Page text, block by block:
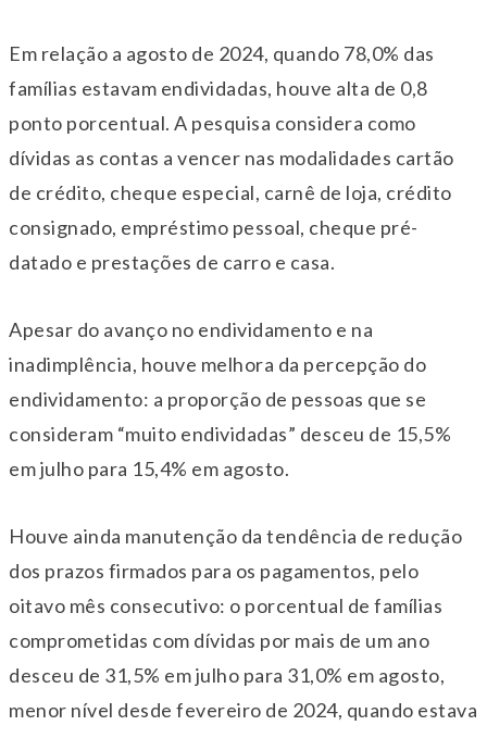
Em relação a agosto de 2024, quando 78,0% das
famílias estavam endividadas, houve alta de 0,8
ponto porcentual. A pesquisa considera como
dívidas as contas a vencer nas modalidades cartão
de crédito, cheque especial, carnê de loja, crédito
consignado, empréstimo pessoal, cheque pré-
datado e prestações de carro e casa.
Apesar do avanço no endividamento e na
inadimplência, houve melhora da percepção do
endividamento: a proporção de pessoas que se
consideram “muito endividadas” desceu de 15,5%
em julho para 15,4% em agosto.
Houve ainda manutenção da tendência de redução
dos prazos firmados para os pagamentos, pelo
oitavo mês consecutivo: o porcentual de famílias
comprometidas com dívidas por mais de um ano
desceu de 31,5% em julho para 31,0% em agosto,
menor nível desde fevereiro de 2024, quando estava